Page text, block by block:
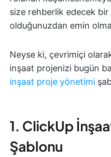
size rehberlik edecek
olduğunuzdan emin
Neyse ki, çevrimiçi
inşaat projenizi bugün
inşaat proje yönetimi
1. ClickUp
Şablonu